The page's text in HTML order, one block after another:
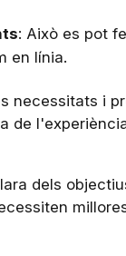
: Això es pot
en línia.
necessitats i
de
dels